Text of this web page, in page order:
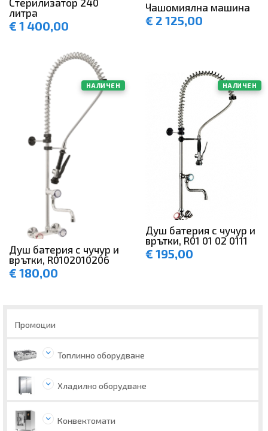
литра
€ 1 400,00
Чашомиялна машина
€ 2 125,00
НАЛИЧЕН
Душ батерия с чучур и
врътки, R0102010206
€ 180,00
НАЛИЧЕН
Душ батерия с чучур и
врътки, R01 01 02 0111
€ 195,00
Промоции
Топлинно оборудване
Хладилно оборудване
Конвектомати